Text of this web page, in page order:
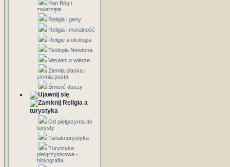
Pan Bóg i
zwierzęta
Religia i geny
Religia i moralność
Religie a ekologia
Teologia Newtona
Vetulani o wierze
Ziemia płaska i
ziemia pusta
Śmierć duszy
Religia a
turystyka
Od pielgrzyma do
turysty
Tanatoturystyka
Turystyka
pielgrzymkowa -
bibliografia